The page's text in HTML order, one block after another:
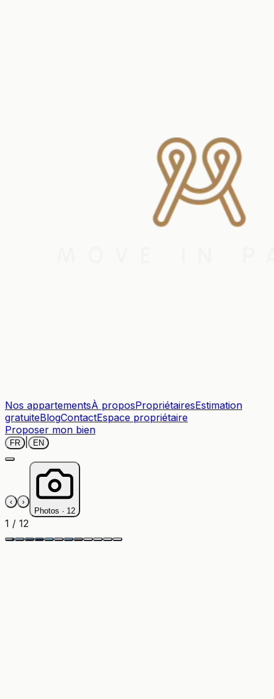
Nos appartementsÀ proposPropriétairesEstimation
gratuiteBlogContactEspace propriétaire
Proposer mon bien
FR EN
‹
›
Photos · 12
1 / 12